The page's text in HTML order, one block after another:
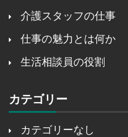
介護スタッフの仕事
仕事の魅力とは何か
生活相談員の役割
カテゴリー
カテゴリーなし